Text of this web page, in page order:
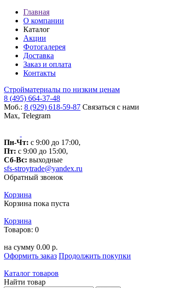
Главная
О компании
Каталог
Акции
Фотогалерея
Доставка
Заказ и оплата
Контакты
Стройматериалы по низким ценам
8 (495) 664-37-48
Моб.: 8 (929) 618-59-87 Связаться с нами
Max, Telegram
Пн-Чт: с 9:00 до 17:00,
Пт: с 9:00 до 15:00,
Сб-Вс: выходные
sfs-stroytrade@yandex.ru
Обратный звонок
Корзина
Корзина пока пуста
Корзина
Товаров: 0
на сумму 0.00 р.
Оформить заказ Продолжить покупки
Каталог товаров
Найти товар